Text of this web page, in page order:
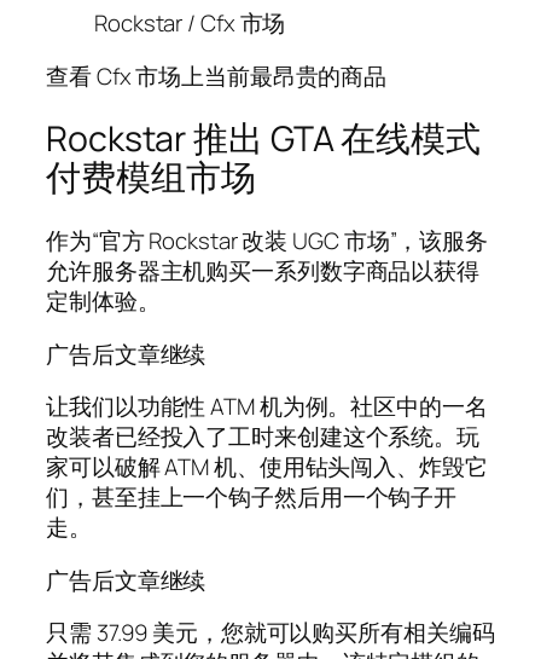
Rockstar / Cfx 市场
查看 Cfx 市场上当前最昂贵的商品
Rockstar 推出 GTA 在线模式
付费模组市场
作为“官方 Rockstar 改装 UGC 市场”，该服务
允许服务器主机购买一系列数字商品以获得
定制体验。
广告后文章继续
让我们以功能性 ATM 机为例。社区中的一名
改装者已经投入了工时来创建这个系统。玩
家可以破解 ATM 机、使用钻头闯入、炸毁它
们，甚至挂上一个钩子然后用一个钩子开
走。
广告后文章继续
只需 37.99 美元，您就可以购买所有相关编码